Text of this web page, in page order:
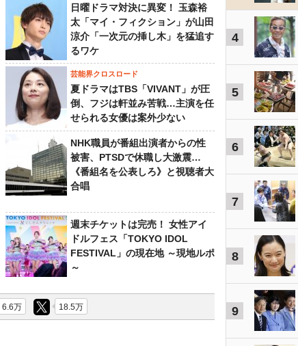
日曜ドラマ対決に異変！ 玉森裕
太「マイ・フィクション」が山田
涼介「一次元の挿し木」を猛追す
るワケ
芸能界クロスロード
夏ドラマはTBS「VIVANT」が圧
倒、フジは軒並み苦戦…主演を任
せられる女優は案外少ない
NHK職員が番組出演者からの性
被害、PTSDで休職し大激震…
《番組名を公表しろ》と視聴者大
合唱
週末チケットは完売！ 女性アイ
ドルフェス「TOKYO IDOL
FESTIVAL」の現在地 ～現地ルポ
～
6.6万 18.5万
4
5
6
7
8
9